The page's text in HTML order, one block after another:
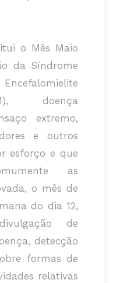
o Mês Maio
da Síndrome
doença
extremo,
e outros
esforço e que
as
o mês de
do dia 12,
de
detecção
formas de
relativas